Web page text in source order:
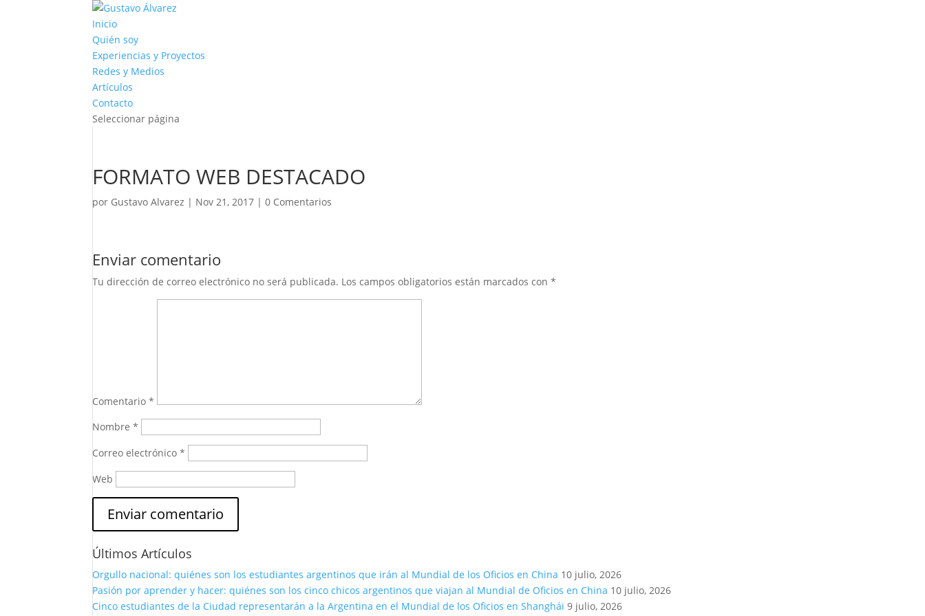
Inicio
Quién soy
Experiencias y Proyectos
Redes y Medios
Artículos
Contacto
Seleccionar página
FORMATO WEB DESTACADO
por Gustavo Alvarez | Nov 21, 2017 |0 Comentarios
Enviar comentario
Tu dirección de correo electrónico no será publicada. Los campos obligatorios están marcados con*
Comentario*
Nombre*
Correo electrónico*
Web
Últimos Artículos
Orgullo nacional: quiénes son los estudiantes argentinos que irán al Mundial de los Oficios en China 10 julio, 2026
Pasión por aprender y hacer: quiénes son los cinco chicos argentinos que viajan al Mundial de Oficios en China 10 julio, 2026
Cinco estudiantes de la Ciudad representarán a la Argentina en el Mundial de los Oficios en Shanghái 9 julio, 2026